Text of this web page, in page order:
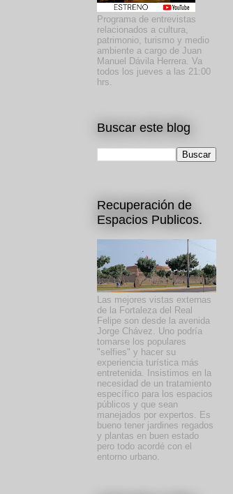
Programa de entrevistas
relacionados a cultura,
patrimonio, turismo y medio
ambiente a cargo de Juan
Manuel Dávila Herrera. Va
todos los jueves a las 21:00
hrs.
Buscar este blog
Recuperación de
Espacios Publicos.
Las mejores vistas externas
de la Fortaleza del Real
Felipe son desde la avenida
Jorge Chávez. Uno podría
tomarse los populares
"selfies" y hacer su
experiencia turística más
entretenida. Insistimos en la
necesidad de un tratamiento
específico para los espacios
públicos y que sean
manejados por expertos. Es
bueno tener jardines regados
y plantas en buen estado
pero todo acordé con el
entorno urbano.